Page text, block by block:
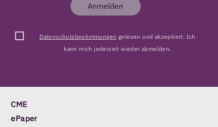
Anmelden
Datenschutzbestimmungen gelesen und akzeptiert. Ich
kann mich jederzeit wieder abmelden.
CME
ePaper